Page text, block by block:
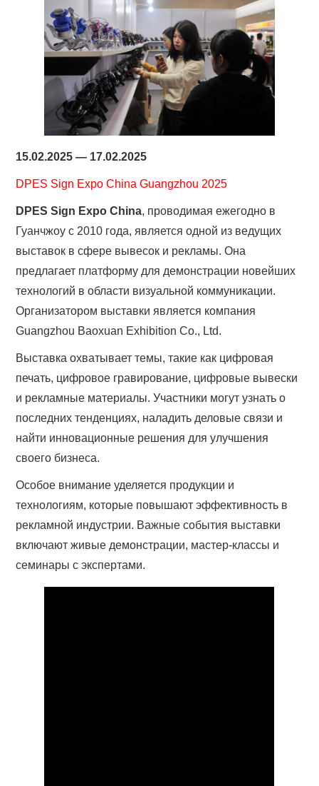
15.02.2025 — 17.02.2025
DPES Sign Expo China Guangzhou 2025
DPES Sign Expo China, проводимая ежегодно в
Гуанчжоу с 2010 года, является одной из ведущих
выставок в сфере вывесок и рекламы. Она
предлагает платформу для демонстрации новейших
технологий в области визуальной коммуникации.
Организатором выставки является компания
Guangzhou Baoxuan Exhibition Co., Ltd.
Выставка охватывает темы, такие как цифровая
печать, цифровое гравирование, цифровые вывески
и рекламные материалы. Участники могут узнать о
последних тенденциях, наладить деловые связи и
найти инновационные решения для улучшения
своего бизнеса.
Особое внимание уделяется продукции и
технологиям, которые повышают эффективность в
рекламной индустрии. Важные события выставки
включают живые демонстрации, мастер-классы и
семинары с экспертами.